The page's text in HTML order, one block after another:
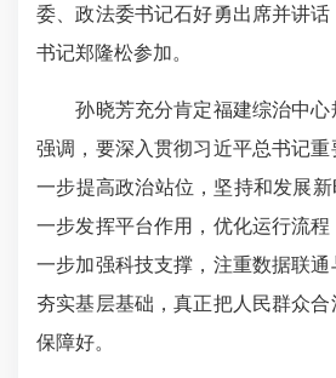
委、政法委书记石好勇出席并讲
书记郑隆松参加。
孙晓芳充分肯定福建综治中心
强调，要深入贯彻习近平总书记
一步提高政治站位，坚持和发展
一步发挥平台作用，优化运行流
一步加强科技支撑，注重数据联
夯实基层基础，真正把人民群众合
保障好。